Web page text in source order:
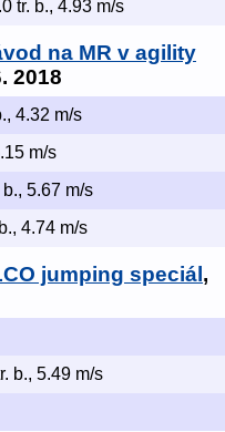
tr. b., 4.93 m/s
na MR v agility
2018
4.32 m/s
m/s
5.67 m/s
4.74 m/s
jumping speciál,
b., 5.49 m/s